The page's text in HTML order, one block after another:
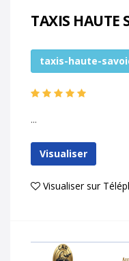
TAXIS HAUTE
taxis-haute-
...
Visualiser
Visualiser sur